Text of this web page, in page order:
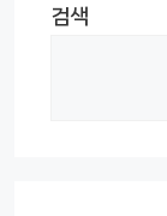
검색